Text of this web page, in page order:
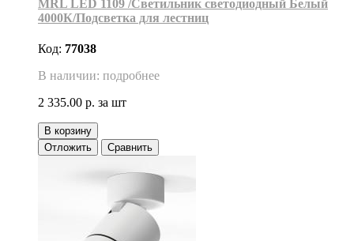
MRL LED 1109 /Cветильник светодиодный Белый
4000К/Подсветка для лестниц
Код: 77038
В наличии: подробнее
2 335.00 р. за шт
В корзину
Отложить
Сравнить